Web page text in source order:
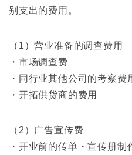
别支出的费用。
（1）营业准备的调查费用
・市场调查费
・同行业其他公司的考察费
・开拓供货商的费用
（2）广告宣传费
・开业前的传单・宣传册制